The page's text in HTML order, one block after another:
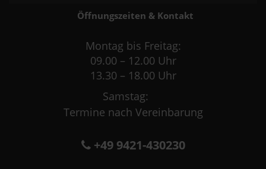
Öffnungszeiten & Kontakt
Montag bis Freitag:
09.00 – 12.00 Uhr
13.30 – 18.00 Uhr
Samstag:
Termine nach Vereinbarung
+49 9421-430230